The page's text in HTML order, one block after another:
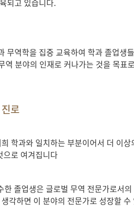
되고 있습니다.
무역학을 집중 교육하여 학과 졸업생
역 분야의 인재로 커나가는 것을 목표
로
학과와 일치하는 부분이어서 더 이상
으로 여겨집니다
한 졸업생은 글로벌 무역 전문가로서의
각하면 이 분야의 전문가로 성장할 수